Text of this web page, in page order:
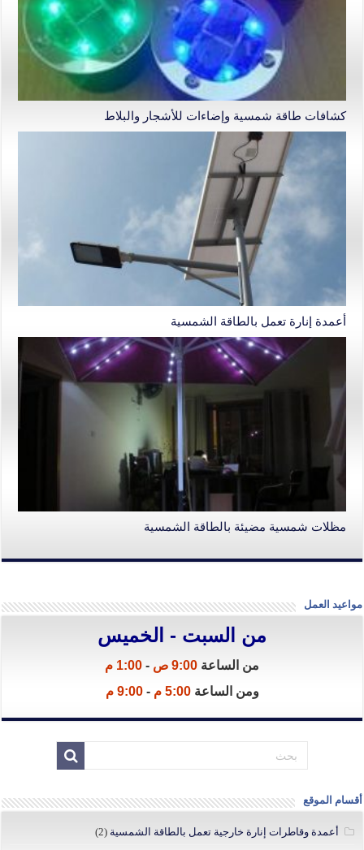
كشافات طاقة شمسية وإضاءات للأشجار والبلاط
أعمدة إنارة تعمل بالطاقة الشمسية
مظلات شمسية مضيئة بالطاقة الشمسية
مواعيد العمل
من السبت - الخميس
من الساعة 9:00 ص - 1:00 م
ومن الساعة5:00 م -9:00 م
أقسام الموقع
أعمدة وقاطرات إنارة خارجية تعمل بالطاقة الشمسية (2)